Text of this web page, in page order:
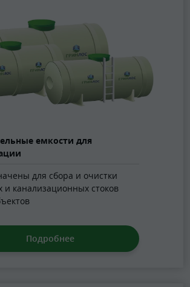
емкости для
для сбора и очистки
и канализационных стоков
Подробнее